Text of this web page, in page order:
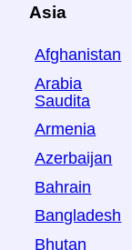
Asia
Afghanistan
Arabia
Saudita
Armenia
Azerbaijan
Bahrain
Bangladesh
Bhutan